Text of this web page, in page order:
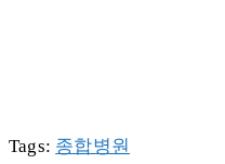
Tags: 종합병원